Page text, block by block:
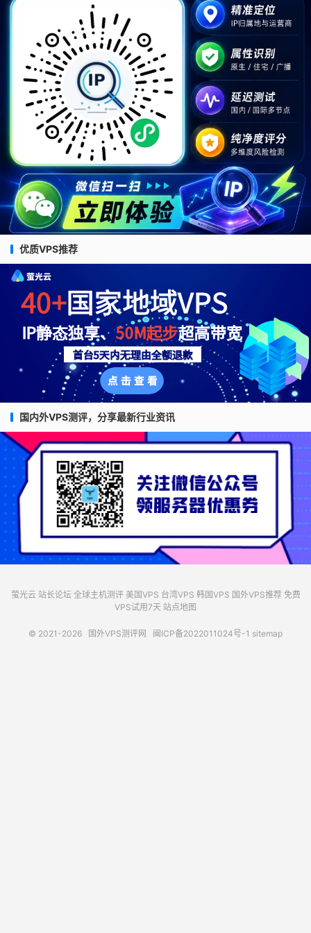
优质VPS推荐
国内外VPS测评，分享最新行业资讯
萤光云 站长论坛 全球主机测评 美国VPS 台湾VPS 韩国VPS 国外VPS推荐 免费
VPS试用7天 站点地图
© 2021-2026 国外VPS测评网 闽ICP备2022011024号-1 sitemap